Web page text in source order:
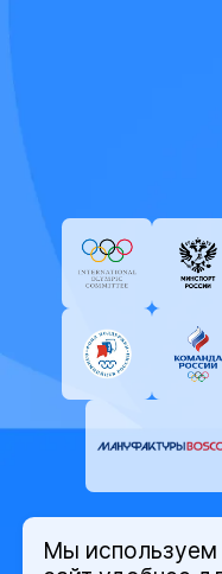
© Олимпийский
Мы используем